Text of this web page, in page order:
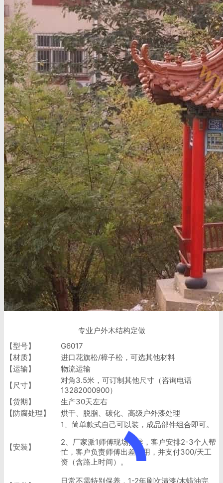
专业户外木结构定做
【型号】
G6017
【材质】
进口花旗松/樟子松，可选其他材料
【运输】
物流运输
【尺寸】
对角3.5米，可订制其他尺寸（咨询电话
13282000900）
【货期】
生产30天左右
【防腐处理】
烘干、脱脂、碳化、高级户外漆处理
【安装】
1、简单款式自己可以装，成品部件组合即可。
2、厂家派1师傅现场指导，客户安排2-3个人帮
忙，客户负责师傅出差费用，并支付300/天工
资（含路上时间）。
日常不需特别保养，1-2年刷次清漆/木蜡油完